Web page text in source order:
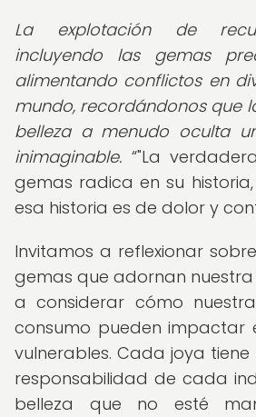
La explotación de
incluyendo las gemas
alimentando conflictos en
mundo, recordándonos que
belleza a menudo oculta
inimaginable.
"La
gemas radica en su
esa historia es de dolor y
Invitamos a reflexionar
gemas que adornan
a considerar cómo
consumo pueden impactar
vulnerables. Cada joya tiene
responsabilidad de cada
belleza que no esté